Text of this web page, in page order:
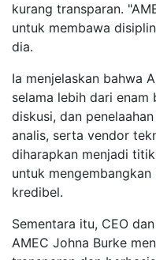
kurang transparan.
untuk membawa
dia.
Ia menjelaskan bahwa
selama lebih dari enam
diskusi, dan
analis, serta vendor
diharapkan menjadi
untuk mengembangkan
kredibel.
Sementara itu, CEO
AMEC Johna Burke